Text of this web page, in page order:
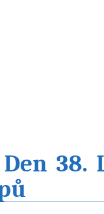
38.